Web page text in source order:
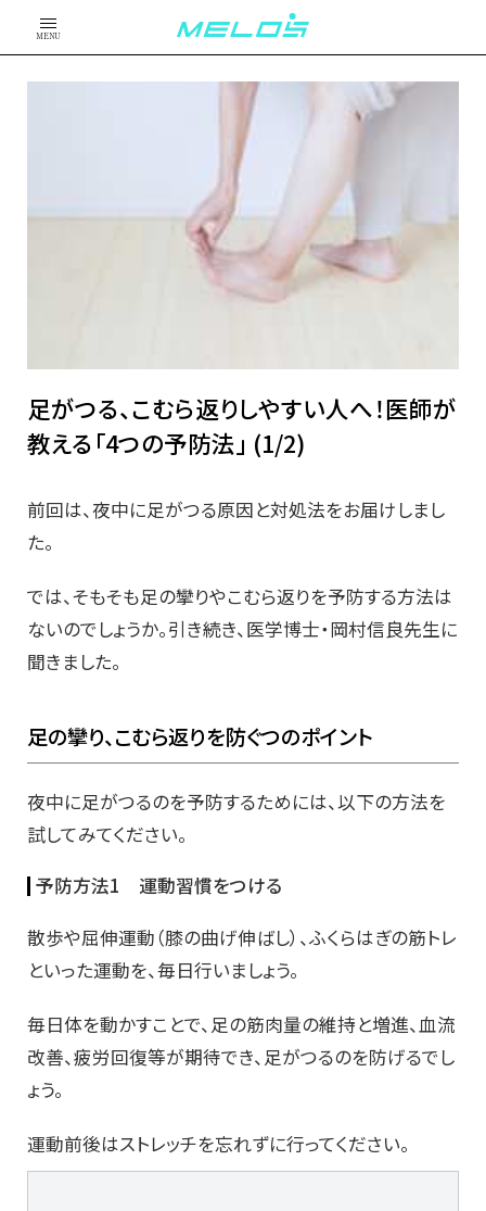
MENU
足がつる、こむら返りしやすい人へ！医師が
教える「4つの予防法」 (1/2)
前回は、夜中に足がつる原因と対処法をお届けしまし
た。
では、そもそも足の攣りやこむら返りを予防する方法は
ないのでしょうか。引き続き、医学博士・岡村信良先生に
聞きました。
足の攣り、こむら返りを防ぐつのポイント
夜中に足がつるのを予防するためには、以下の方法を
試してみてください。
予防方法1 運動習慣をつける
散歩や屈伸運動（膝の曲げ伸ばし）、ふくらはぎの筋トレ
といった運動を、毎日行いましょう。
毎日体を動かすことで、足の筋肉量の維持と増進、血流
改善、疲労回復等が期待でき、足がつるのを防げるでし
ょう。
運動前後はストレッチを忘れずに行ってください。